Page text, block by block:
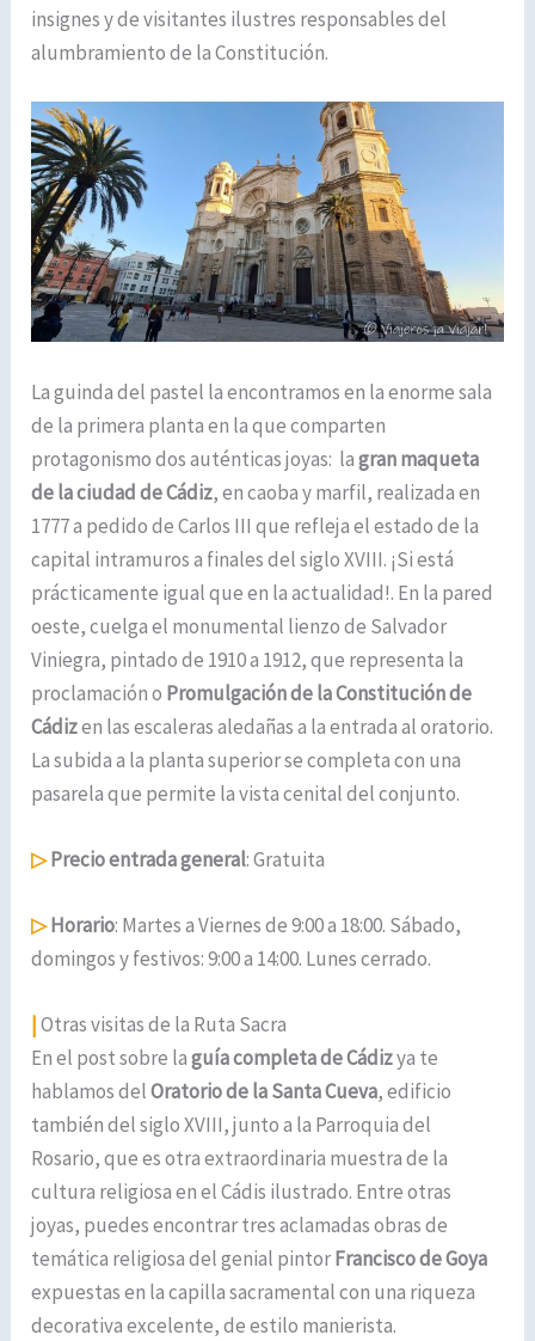
insignes y de visitantes ilustres responsables del
alumbramiento de la Constitución.
La guinda del pastel la encontramos en la enorme sala
de la primera planta en la que comparten
protagonismo dos auténticas joyas: lagran maqueta
de la ciudad de Cádiz, en caoba y marfil, realizada en
1777 a pedido de Carlos III que refleja el estado de la
capital intramuros a finales del siglo XVIII. ¡Si está
prácticamente igual que en la actualidad!. En la pared
oeste, cuelga el monumental lienzo de Salvador
Viniegra, pintado de 1910 a 1912, que representa la
proclamación o Promulgación de la Constitución de
Cádizen las escaleras aledañas a la entrada al oratorio.
La subida a la planta superior se completa con una
pasarela que permite la vista cenital del conjunto.
▷Precio entrada general: Gratuita
▷Horario: Martes a Viernes de 9:00 a 18:00. Sábado,
domingos y festivos: 9:00 a 14:00. Lunes cerrado.
|Otras visitas de la Ruta Sacra
En el post sobre laguía completa de Cádizya te
hablamos delOratorio de la Santa Cueva, edificio
también del siglo XVIII, junto a la Parroquia del
Rosario, que es otra extraordinaria muestra de la
cultura religiosa en el Cádis ilustrado. Entre otras
joyas, puedes encontrar tres aclamadas obras de
temática religiosa del genial pintorFrancisco de Goya
expuestas en la capilla sacramental con una riqueza
decorativa excelente, de estilo manierista.